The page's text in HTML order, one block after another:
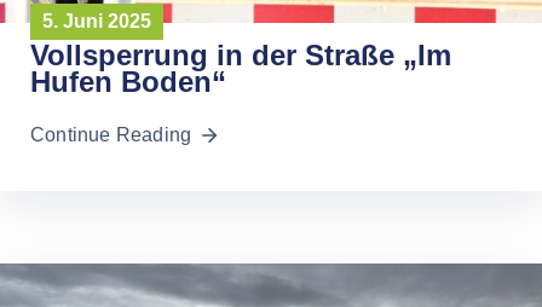
5. Juni 2025
Vollsperrung in der Straße „Im
Hufen Boden“
Continue Reading